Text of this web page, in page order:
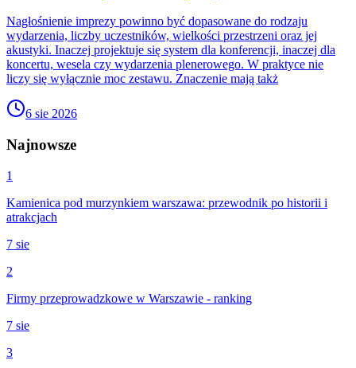
Nagłośnienie imprezy powinno być dopasowane do rodzaju
wydarzenia, liczby uczestników, wielkości przestrzeni oraz jej
akustyki. Inaczej projektuje się system dla konferencji, inaczej dla
koncertu, wesela czy wydarzenia plenerowego. W praktyce nie
liczy się wyłącznie moc zestawu. Znaczenie mają takż
6 sie 2026
Najnowsze
1
Kamienica pod murzynkiem warszawa: przewodnik po historii i
atrakcjach
7 sie
2
Firmy przeprowadzkowe w Warszawie - ranking
7 sie
3